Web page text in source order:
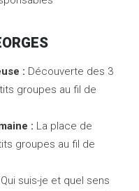
: Découverte des 3
groupes au fil de
: La place de
groupes au fil de
Qui suis-je et quel sens